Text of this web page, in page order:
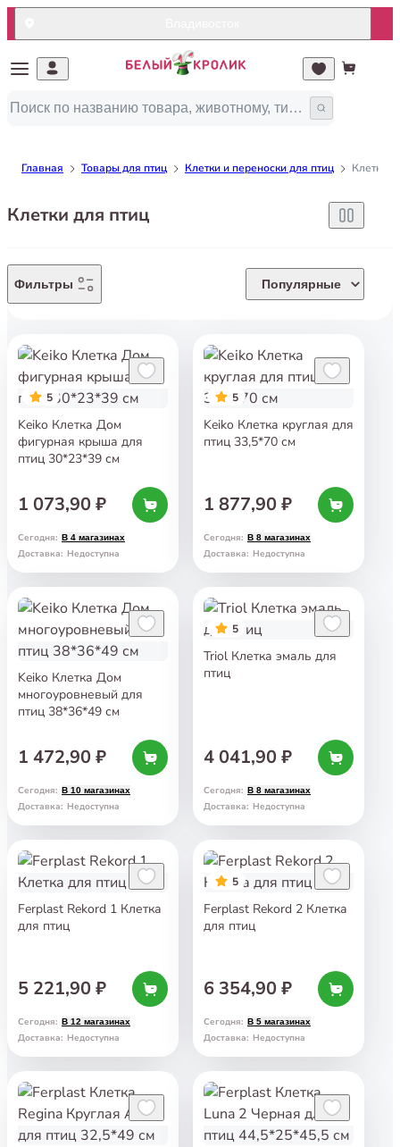
Главная Товары для птиц Клетки и переноски для птиц Клетки
Клетки для птиц
Фильтры Популярные
5
Keiko Клетка Дом
фигурная крыша для
птиц 30*23*39 см
1 073,90 ₽
Сегодня: В 4 магазинах
Доставка: Недоступна
5
Keiko Клетка круглая для
птиц 33,5*70 см
1 877,90 ₽
Сегодня: В 8 магазинах
Доставка: Недоступна
Keiko Клетка Дом
многоуровневый для
птиц 38*36*49 см
1 472,90 ₽
Сегодня: В 10 магазинах
Доставка: Недоступна
5
Triol Клетка эмаль для
птиц
4 041,90 ₽
Сегодня: В 8 магазинах
Доставка: Недоступна
Ferplast Rekord 1 Клетка
для птиц
5 221,90 ₽
Сегодня: В 12 магазинах
Доставка: Недоступна
5
Ferplast Rekord 2 Клетка
для птиц
6 354,90 ₽
Сегодня: В 5 магазинах
Доставка: Недоступна